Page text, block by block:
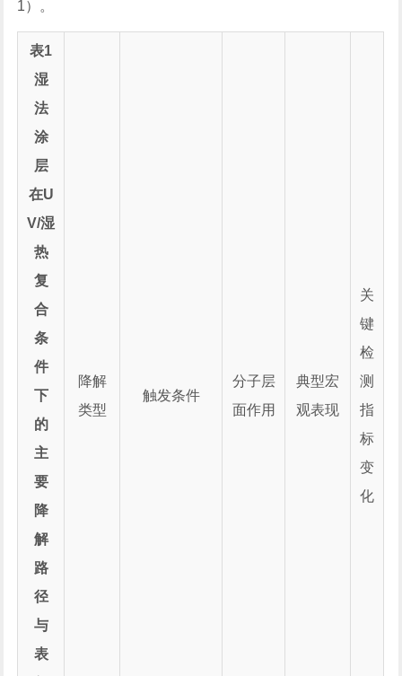
1）。
表1
湿
法
涂
层
在U
V/湿
热
复
合
条
件
下
的
主
要
降
解
路
径
与
表
降解
类型
触发条件
分子层
面作用
典型宏
观表现
关
键
检
测
指
标
变
化